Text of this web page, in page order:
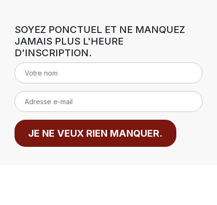
SOYEZ PONCTUEL ET NE MANQUEZ
JAMAIS PLUS L'HEURE
D'INSCRIPTION.
JE NE VEUX RIEN MANQUER.